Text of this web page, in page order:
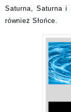
Saturna, Saturna i
również Słońce.